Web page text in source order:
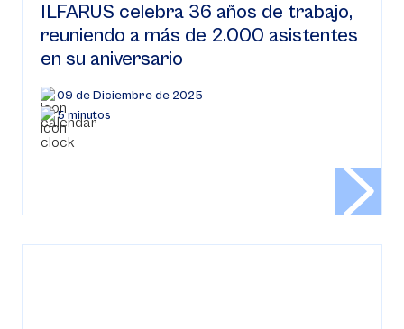
ILFARUS celebra 36 años de trabajo,
reuniendo a más de 2.000 asistentes
en su aniversario
09 de Diciembre de 2025
5 minutos